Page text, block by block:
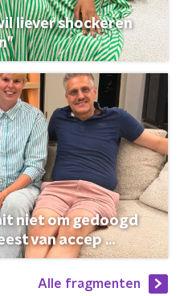
liever shockeren
niet om gedoogd
van accep ...
Alle fragmenten